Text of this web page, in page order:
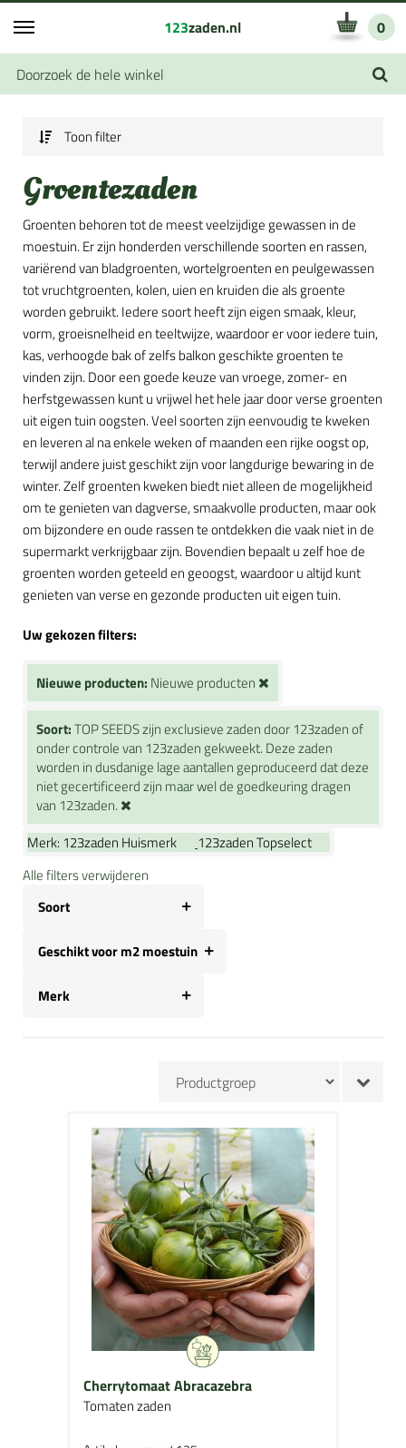
123zaden.nl 0
Toon filter
Groentezaden
Groenten behoren tot de meest veelzijdige gewassen in de
moestuin. Er zijn honderden verschillende soorten en rassen,
variërend van bladgroenten, wortelgroenten en peulgewassen
tot vruchtgroenten, kolen, uien en kruiden die als groente
worden gebruikt. Iedere soort heeft zijn eigen smaak, kleur,
vorm, groeisnelheid en teeltwijze, waardoor er voor iedere tuin,
kas, verhoogde bak of zelfs balkon geschikte groenten te
vinden zijn. Door een goede keuze van vroege, zomer- en
herfstgewassen kunt u vrijwel het hele jaar door verse groenten
uit eigen tuin oogsten. Veel soorten zijn eenvoudig te kweken
en leveren al na enkele weken of maanden een rijke oogst op,
terwijl andere juist geschikt zijn voor langdurige bewaring in de
winter. Zelf groenten kweken biedt niet alleen de mogelijkheid
om te genieten van dagverse, smaakvolle producten, maar ook
om bijzondere en oude rassen te ontdekken die vaak niet in de
supermarkt verkrijgbaar zijn. Bovendien bepaalt u zelf hoe de
groenten worden geteeld en geoogst, waardoor u altijd kunt
genieten van verse en gezonde producten uit eigen tuin.
Uw gekozen filters:
Nieuwe producten: Nieuwe producten
Soort:TOP SEEDS zijn exclusieve zaden door 123zaden of
onder controle van 123zaden gekweekt. Deze zaden
worden in dusdanige lage aantallen geproduceerd dat deze
niet gecertificeerd zijn maar wel de goedkeuring dragen
van 123zaden.
Merk: 123zaden Huismerk
123zaden Topselect
Alle filters verwijderen
Soort
Geschikt voor m2 moestuin
Merk
Cherrytomaat Abracazebra
Tomaten zaden